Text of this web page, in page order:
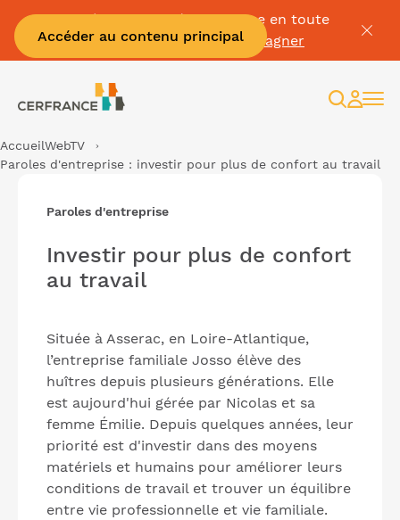
Accéder au contenu principal
Passez à la facture électronique en toute
sérénité :Je me fais accompagner
AccueilWebTV
Paroles d'entreprise : investir pour plus de confort au travail
Paroles d'entreprise
Investir pour plus de confort
au travail
Située à Asserac, en Loire-Atlantique,
l’entreprise familiale Josso élève des
huîtres depuis plusieurs générations. Elle
est aujourd'hui gérée par Nicolas et sa
femme Émilie. Depuis quelques années, leur
priorité est d'investir dans des moyens
matériels et humains pour améliorer leurs
conditions de travail et trouver un équilibre
entre vie professionnelle et vie familiale.